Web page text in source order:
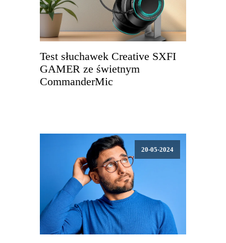
Test słuchawek Creative SXFI
GAMER ze świetnym
CommanderMic
20-05-2024